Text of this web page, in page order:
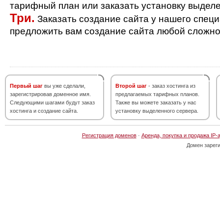
тарифный план или заказать установку
Три. Заказать создание сайта у нашего
предложить вам создание сайта любой
Первый шаг вы уже сделали,
зарегистрировав доменное имя.
Следующими шагами будут заказ
хостинга и создание сайта.
Второй шаг - заказ хостинга из
предлагаемых тарифных планов.
Также вы можете заказать у нас
установку выделенного сервера.
Регистрация доменов· Аренда, покупка и продажа IP-
Домен